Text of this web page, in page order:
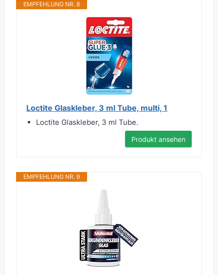
EMPFEHLUNG NR. 8
Loctite Glaskleber, 3 ml Tube, multi, 1
Loctite Glaskleber, 3 ml Tube.
Produkt ansehen
EMPFEHLUNG NR. 9